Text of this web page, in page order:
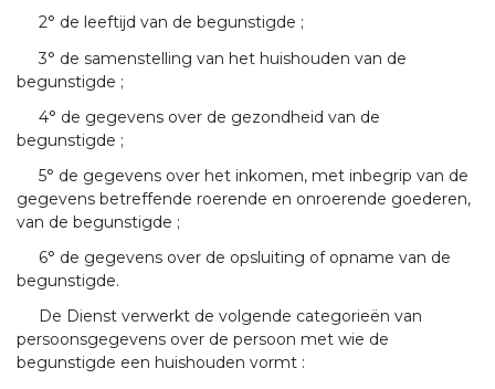
2° de leeftijd van de begunstigde ;
3° de samenstelling van het huishouden van de
begunstigde ;
4° de gegevens over de gezondheid van de
begunstigde ;
5° de gegevens over het inkomen, met inbegrip van de
gegevens betreffende roerende en onroerende goederen,
van de begunstigde ;
6° de gegevens over de opsluiting of opname van de
begunstigde.
De Dienst verwerkt de volgende categorieën van
persoonsgegevens over de persoon met wie de
begunstigde een huishouden vormt :